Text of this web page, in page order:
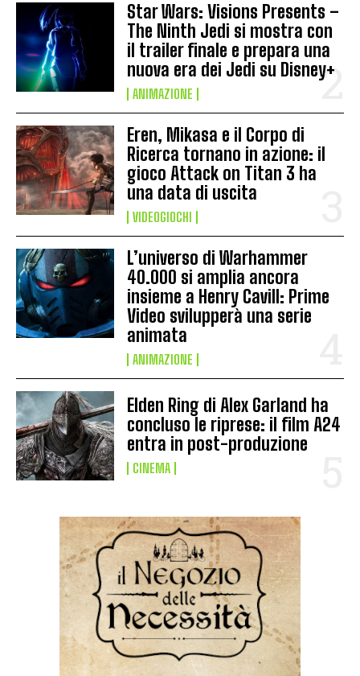
Star Wars: Visions Presents –
The Ninth Jedi si mostra con
il trailer finale e prepara una
nuova era dei Jedi su Disney+
ANIMAZIONE
Eren, Mikasa e il Corpo di
Ricerca tornano in azione: il
gioco Attack on Titan 3 ha
una data di uscita
VIDEOGIOCHI
L’universo di Warhammer
40.000 si amplia ancora
insieme a Henry Cavill: Prime
Video svilupperà una serie
animata
ANIMAZIONE
Elden Ring di Alex Garland ha
concluso le riprese: il film A24
entra in post-produzione
CINEMA